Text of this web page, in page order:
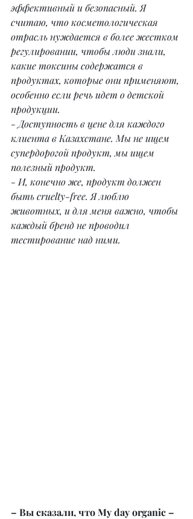
эффективный и безопасный. Я
считаю, что косметологическая
отрасль нуждается в более жестком
регулировании, чтобы люди знали,
какие токсины содержатся в
продуктах, которые они применяют,
особенно если речь идет о детской
продукции.
- Доступность в цене для каждого
клиента в Казахстане. Мы не ищем
супердорогой продукт, мы ищем
полезный продукт.
- И, конечно же, продукт должен
быть cruelty-free. Я люблю
животных, и для меня важно, чтобы
каждый бренд не проводил
тестирование над ними.
– Вы сказали, что My day organic –